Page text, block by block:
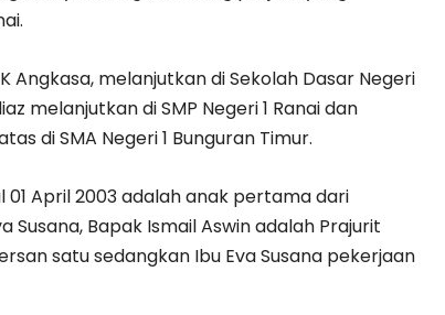
Angkasa, melanjutkan di Sekolah Dasar Negeri
melanjutkan di SMP Negeri 1 Ranai dan
di SMA Negeri 1 Bunguran Timur.
01 April 2003 adalah anak pertama dari
Susana, Bapak Ismail Aswin adalah Prajurit
satu sedangkan Ibu Eva Susana pekerjaan